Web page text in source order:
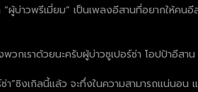
ผู้บ่าวพรีเมี่ยม” เป็นเพลงอีสานที่อยากให้
กเราด้วยนะครับผู้บ่าวซูเปอร์ซ่า โอปป้าอีส
า”ซิงเกิลนี้แล้ว จะทึ่งในความสามารถแน่นอ